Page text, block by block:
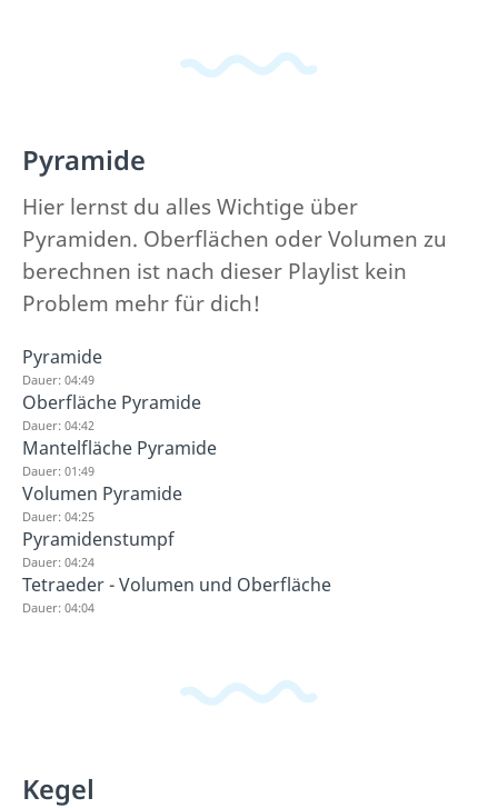
Pyramide
Hier lernst du alles Wichtige über
Pyramiden. Oberflächen oder Volumen zu
berechnen ist nach dieser Playlist kein
Problem mehr für dich!
Pyramide
Dauer: 04:49
Oberfläche Pyramide
Dauer: 04:42
Mantelfläche Pyramide
Dauer: 01:49
Volumen Pyramide
Dauer: 04:25
Pyramidenstumpf
Dauer: 04:24
Tetraeder - Volumen und Oberfläche
Dauer: 04:04
Kegel